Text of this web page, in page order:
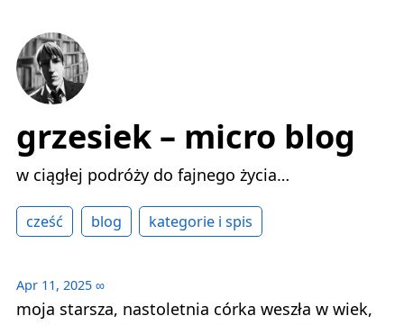
grzesiek – micro blog
w ciągłej podróży do fajnego życia…
cześć blog kategorie i spis
Apr 11, 2025 ∞
moja starsza, nastoletnia córka weszła w wiek,